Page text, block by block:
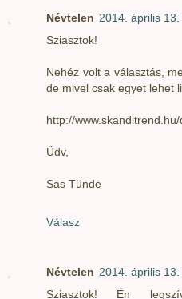
Névtelen 2014. április 13.
Sziasztok!
Nehéz volt a választás,
de mivel csak egyet lehet
http://
Üdv,
Sas Tünde
Válasz
Névtelen 2014. április
Sziasztok! Én